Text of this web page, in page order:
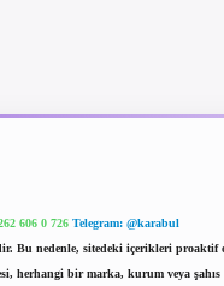
606 0 726 Telegram: @karabul
Bu nedenle, sitedeki içerikleri proaktif
herhangi bir marka, kurum veya